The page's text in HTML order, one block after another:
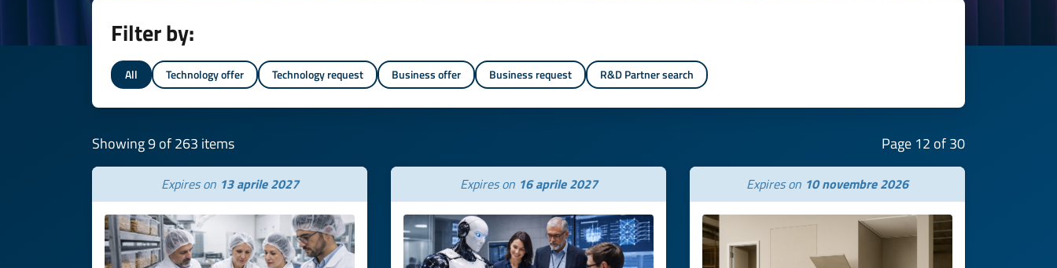
Filter by:
All Technology offer Technology request Business offer Business request R&D Partner search
Showing 9 of 263 items Page 12 of 30
Expires on 13 aprile 2027 Expires on 16 aprile 2027 Expires on 10 novembre 2026